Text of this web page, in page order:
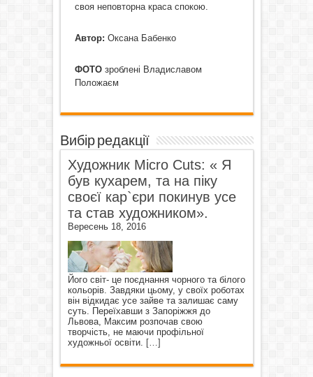
своя неповторна краса спокою.
Автор: Оксана Бабенко
ФОТО зроблені Владиславом
Положаєм
Вибір редакції
Художник Micro Cuts: « Я
був кухарем, та на піку
своєї кар`єри покинув усе
та став художником».
Вересень 18, 2016
Його світ- це поєднання чорного та білого
кольорів. Завдяки цьому, у своїх роботах
він відкидає усе зайве та залишає саму
суть. Переїхавши з Запоріжжя до
Львова, Максим розпочав свою
творчість, не маючи профільної
художньої освіти. […]